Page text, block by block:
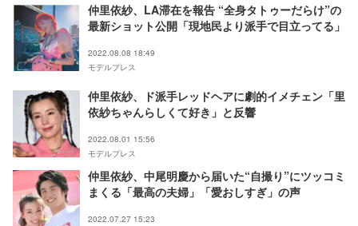
仲里依紗、LA滞在を報告 “全身タトゥーだらけ”の
最新ショット公開「現地民より派手で目立ってる」
2022.08.08 18:49
モデルプレス
仲里依紗、ド派手レッドヘアに劇的イメチェン「里
依紗ちゃんらしくて好き」と反響
2022.08.01 15:56
モデルプレス
仲里依紗、中尾明慶から届いた“自撮り”にツッコミ
まくる「最高の夫婦」「愛おしすぎ」の声
2022.07.27 15:23